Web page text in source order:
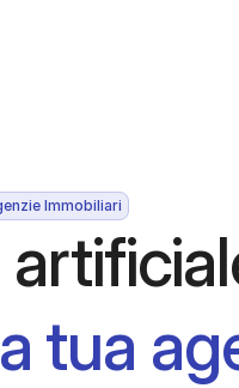
Immobiliari
tua